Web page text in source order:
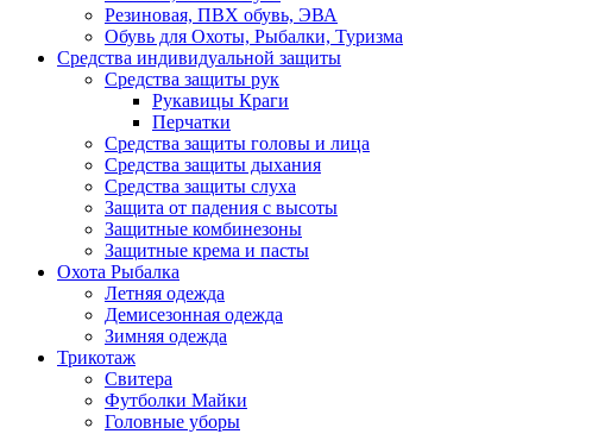
Резиновая, ПВХ обувь, ЭВА
Обувь для Охоты, Рыбалки, Туризма
Средства индивидуальной защиты
Средства защиты рук
Рукавицы Краги
Перчатки
Средства защиты головы и лица
Средства защиты дыхания
Средства защиты слуха
Защита от падения с высоты
Защитные комбинезоны
Защитные крема и пасты
Охота Рыбалка
Летняя одежда
Демисезонная одежда
Зимняя одежда
Трикотаж
Свитера
Футболки Майки
Головные уборы